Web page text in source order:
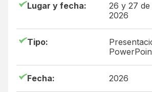
Lugar y fecha:
26 y 27 de
2026
Tipo:
Fecha: 2026